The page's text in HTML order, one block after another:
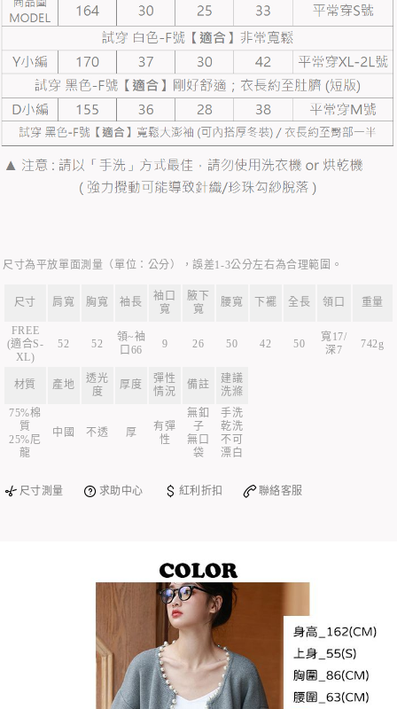
尺寸為平放單面測量（單位：公分），誤差1-3公分左右為合理範圍。
尺寸 肩寬 胸寬 袖長
袖口
寬
腋下
寬
腰寬 下襬 全長 領口 重量
FREE
(適合S-
XL)
52 52
領~袖
口66
9 26 50 42 50
寬17/
深7
742g
材質 產地
透光
度
厚度
彈性
情況
備註
建議
洗滌
75%棉
質
25%尼
龍
中國 不透 厚
有彈
性
無釦
子
無口
袋
手洗
乾洗
不可
漂白
尺寸測量 求助中心 紅利折扣 聯絡客服